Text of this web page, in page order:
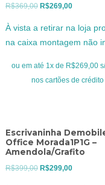
R$369,00 O
R$369,00.
R$269,00O
atual
À vista a retirar na loja
na caixa montagem não
ou em até 1x de R$269,00
nos cartões de crédito
Escrivaninha
Office Morada1P1G –
Amendola/Grafito
R$399,00 O
R$299,00O